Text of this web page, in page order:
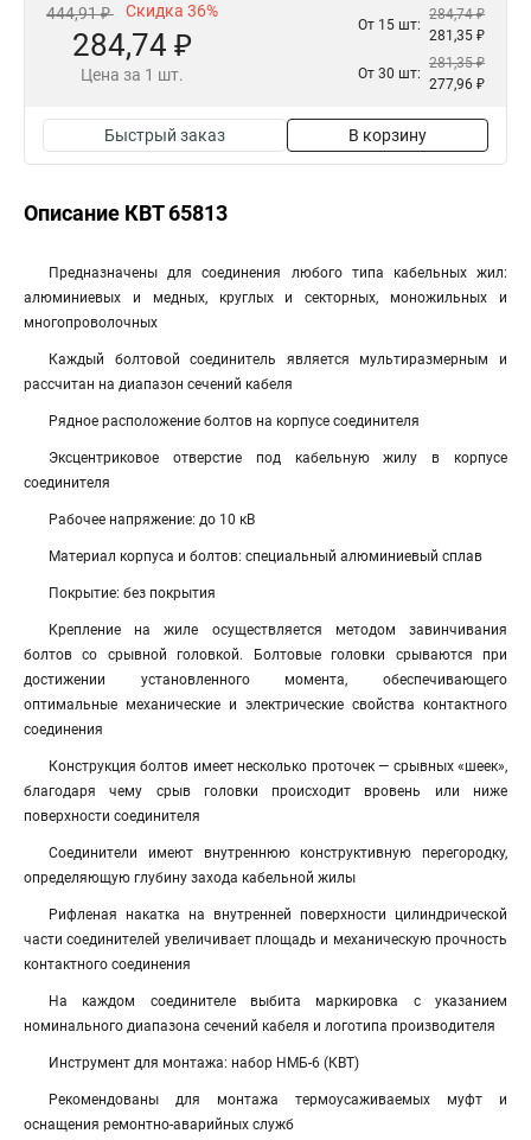
444,91 ₽ Скидка 36%
284,74 ₽
Цена за 1 шт.
От 15 шт:
284,74 ₽
281,35 ₽
От 30 шт:
281,35 ₽
277,96 ₽
Быстрый заказ В корзину
Описание КВТ 65813
Предназначены для соединения любого типа кабельных жил:
алюминиевых и медных, круглых и секторных, моножильных и
многопроволочных
Каждый болтовой соединитель является мультиразмерным и
рассчитан на диапазон сечений кабеля
Рядное расположение болтов на корпусе соединителя
Эксцентриковое отверстие под кабельную жилу в корпусе
соединителя
Рабочее напряжение: до 10 кВ
Материал корпуса и болтов: специальный алюминиевый сплав
Покрытие: без покрытия
Крепление на жиле осуществляется методом завинчивания
болтов со срывной головкой. Болтовые головки срываются при
достижении установленного момента, обеспечивающего
оптимальные механические и электрические свойства контактного
соединения
Конструкция болтов имеет несколько проточек — срывных «шеек»,
благодаря чему срыв головки происходит вровень или ниже
поверхности соединителя
Соединители имеют внутреннюю конструктивную перегородку,
определяющую глубину захода кабельной жилы
Рифленая накатка на внутренней поверхности цилиндрической
части соединителей увеличивает площадь и механическую прочность
контактного соединения
На каждом соединителе выбита маркировка с указанием
номинального диапазона сечений кабеля и логотипа производителя
Инструмент для монтажа: набор НМБ-6 (КВТ)
Рекомендованы для монтажа термоусаживаемых муфт и
оснащения ремонтно-аварийных служб